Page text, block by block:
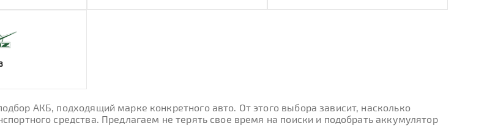
АКБ, подходящий марке конкретного авто. От этого выбора зависит, насколько
средства. Предлагаем не терять свое время на поиски и подобрать аккумулятор